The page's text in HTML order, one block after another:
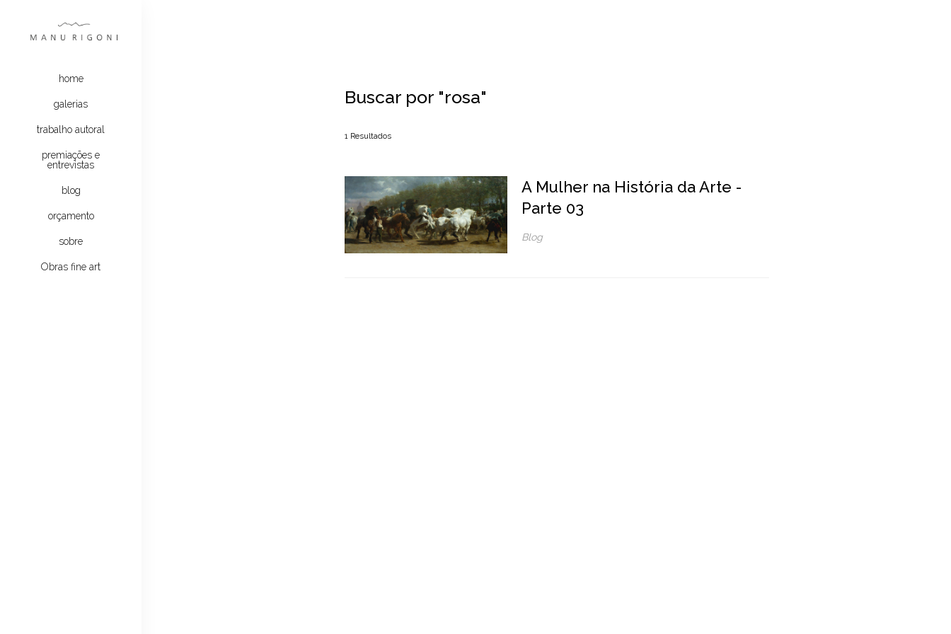
home
galerias
trabalho autoral
premiações e
entrevistas
blog
orçamento
sobre
Obras fine art
Buscar por "rosa"
1 Resultados
A Mulher na História da Arte -
Parte 03
Blog